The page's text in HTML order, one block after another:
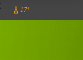
17º